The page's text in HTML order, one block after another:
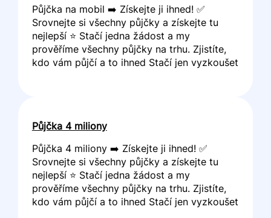
Půjčka na mobil ➡️ Získejte ji ihned! ✅
Srovnejte si všechny půjčky a získejte tu
nejlepší ⭐ Stačí jedna žádost a my
prověříme všechny půjčky na trhu. Zjistíte,
kdo vám půjčí a to ihned Stačí jen vyzkoušet
Půjčka 4 miliony
Půjčka 4 miliony ➡️ Získejte ji ihned! ✅
Srovnejte si všechny půjčky a získejte tu
nejlepší ⭐ Stačí jedna žádost a my
prověříme všechny půjčky na trhu. Zjistíte,
kdo vám půjčí a to ihned Stačí jen vyzkoušet